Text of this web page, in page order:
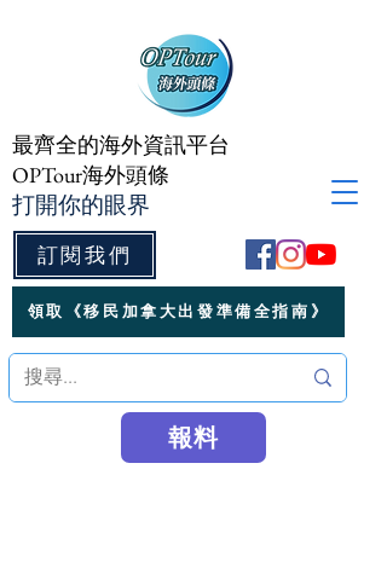
訂閱我們
最齊全的海外資訊平台
OPTour海外頭條
打開你的眼界
領取《移民加拿大出發準備全指南》
報料